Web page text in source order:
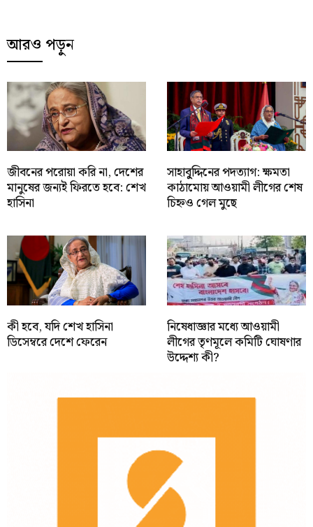
আরও পড়ুন
জীবনের পরোয়া করি না, দেশের
মানুষের জন্যই ফিরতে হবে: শেখ
হাসিনা
সাহাবু্দ্দিনের পদত্যাগ: ক্ষমতা
কাঠামোয় আওয়ামী লীগের শেষ
চিহ্নও গেল মুছে
কী হবে, যদি শেখ হাসিনা
ডিসেম্বরে দেশে ফেরেন
নিষেধাজ্ঞার মধ্যে আওয়ামী
লীগের তৃণমূলে কমিটি ঘোষণার
উদ্দেশ্য কী?